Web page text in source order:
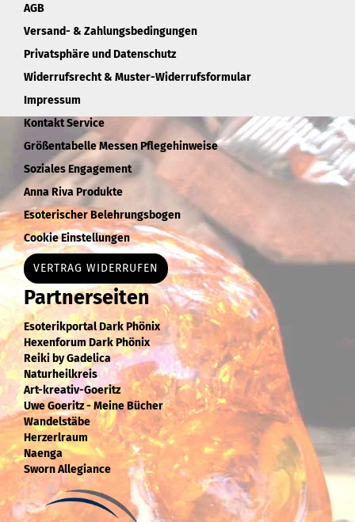
AGB
Versand- & Zahlungsbedingungen
Privatsphäre und Datenschutz
Widerrufsrecht & Muster-Widerrufsformular
Impressum
Kontakt Service
Größentabelle Messen Pflegehinweise
Soziales Engagement
Anna Riva Produkte
Esoterischer Belehrungsbogen
Cookie Einstellungen
VERTRAG WIDERRUFEN
Partnerseiten
Esoterikportal Dark Phönix
Hexenforum Dark Phönix
Reiki by Gadelica
Naturheilkreis
Art-kreativ-Goeritz
Uwe Goeritz - Meine Bücher
Wandelstäbe
Herzerlraum
Naenga
Sworn Allegiance